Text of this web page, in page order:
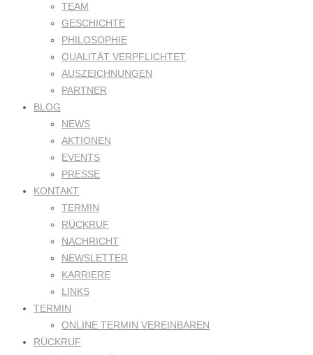
TEAM
GESCHICHTE
PHILOSOPHIE
QUALITÄT VERPFLICHTET
AUSZEICHNUNGEN
PARTNER
BLOG
NEWS
AKTIONEN
EVENTS
PRESSE
KONTAKT
TERMIN
RÜCKRUF
NACHRICHT
NEWSLETTER
KARRIERE
LINKS
TERMIN
ONLINE TERMIN VEREINBAREN
RÜCKRUF